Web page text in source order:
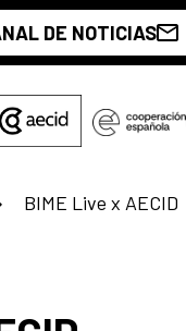
DE NOTICIAS
BIME Live x AECID